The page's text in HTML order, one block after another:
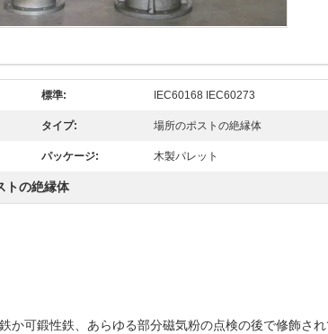
標準: IEC60168 IEC60273
タイプ: 場所のポストの絶縁体
パッケージ: 木製パレット
トの絶縁体
可鍛性鉄、あらゆる部分磁気粉の点検の後で修飾され